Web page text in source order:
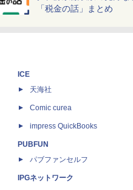
「税金の話」まとめ
ICE
天海社
Comic curea
impress QuickBooks
PUBFUN
パブファンセルフ
IPGネットワーク